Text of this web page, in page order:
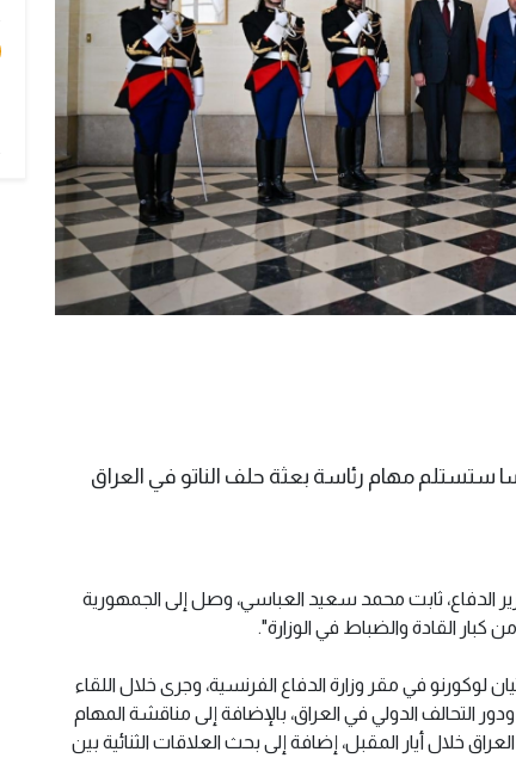
ستستلم مهام رئاسة بعثة حلف الناتو في العراق
الدفاع، ثابت محمد سعيد العباسي، وصل إلى الجمهورية
كبار القادة والضباط في الوزارة".
لوكورنو في مقر وزارة الدفاع الفرنسية، وجرى خلال اللقاء
التحالف الدولي في العراق، بالإضافة إلى مناقشة المهام
خلال أيار المقبل، إضافة إلى بحث العلاقات الثنائية بين